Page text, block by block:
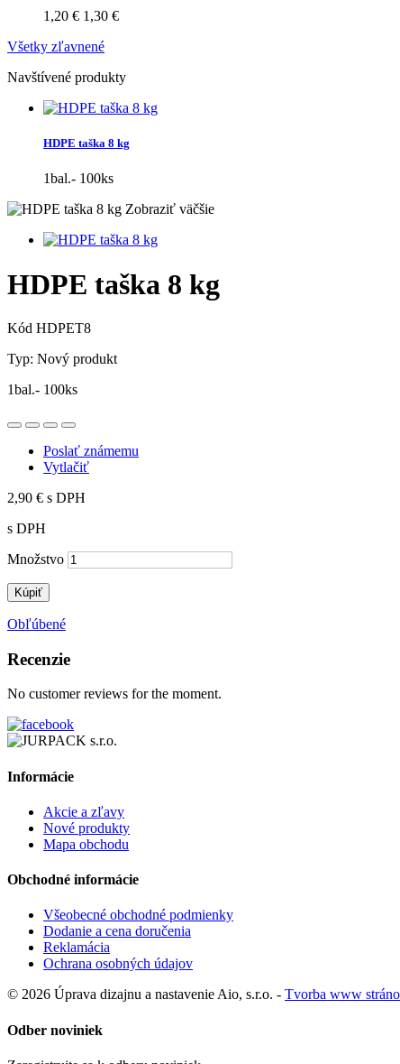
1,20 € 1,30 €
Všetky zľavnené
Navštívené produkty
HDPE taška 8 kg
1bal.- 100ks
Zobraziť väčšie
HDPE taška 8 kg
Kód HDPET8
Typ: Nový produkt
1bal.- 100ks
Poslať známemu
Vytlačiť
2,90 € s DPH
s DPH
Množstvo
Kúpiť
Obľúbené
Recenzie
No customer reviews for the moment.
Informácie
Akcie a zľavy
Nové produkty
Mapa obchodu
Obchodné informácie
Všeobecné obchodné podmienky
Dodanie a cena doručenia
Reklamácia
Ochrana osobných údajov
© 2026 Úprava dizajnu a nastavenie Aio, s.r.o. - Tvorba www
Odber noviniek